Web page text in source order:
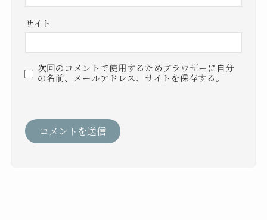
サイト
次回のコメントで使用するためブラウザーに自分
の名前、メールアドレス、サイトを保存する。